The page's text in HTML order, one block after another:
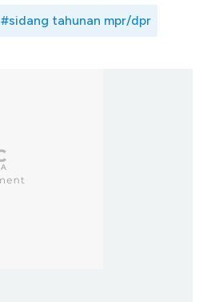
#sidang tahunan mpr/dpr